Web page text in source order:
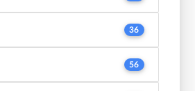
36
56